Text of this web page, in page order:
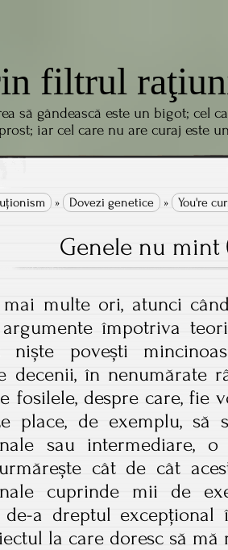
filtrul
să gândească este un bigot; cel
iar cel care nu are curaj este
» Dovezi genetice » You're
Genele nu mint
multe ori, atunci
împotriva
niște povești
decenii, în nenumărate
fosilele, despre care, fie
place, de exemplu, să
sau intermediare,
cât de cât
cuprinde mii de
de-a dreptul excepțional
la care doresc să mă